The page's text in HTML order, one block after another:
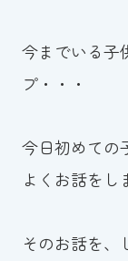
今までいる子
プ・・・
今日初めての
よくお話をし
そのお話を